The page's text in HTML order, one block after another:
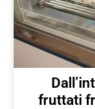
fruttati